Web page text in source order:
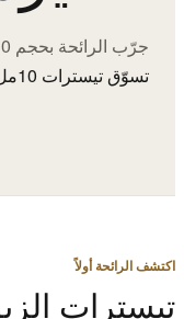
جرّب الرائحة بحجم 10 مل قبل الانتقال إلى اختيار أكبر.
تسوّق تيسترات 10مل
اكتشف الرائحة أولاً
تيسترات الزيوت